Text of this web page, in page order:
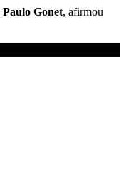
Paulo Gonet, afirmou